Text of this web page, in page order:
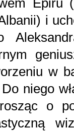
Epiru
i
w
niego
o